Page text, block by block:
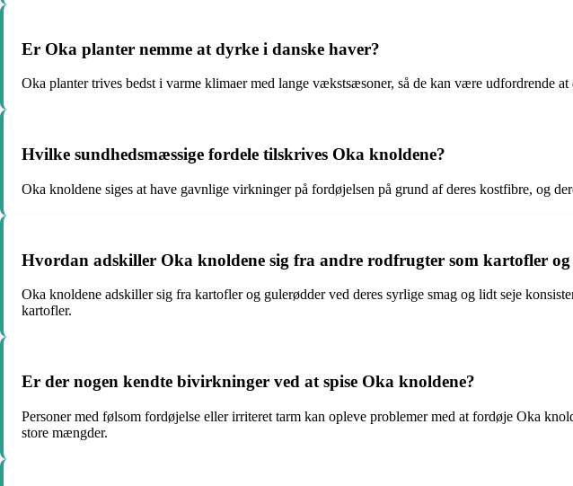
Er Oka planter nemme at dyrke i danske haver?
Oka planter trives bedst i varme klimaer med lange vækstsæsoner, så de kan være udfordrende
Hvilke sundhedsmæssige fordele tilskrives Oka knoldene?
Oka knoldene siges at have gavnlige virkninger på fordøjelsen på grund af deres kostfibre, og
Hvordan adskiller Oka knoldene sig fra andre rodfrugter som kartofler
Oka knoldene adskiller sig fra kartofler og gulerødder ved deres syrlige smag og lidt seje
kartofler.
Er der nogen kendte bivirkninger ved at spise Oka knoldene?
Personer med følsom fordøjelse eller irriteret tarm kan opleve problemer med at fordøje Oka
store mængder.